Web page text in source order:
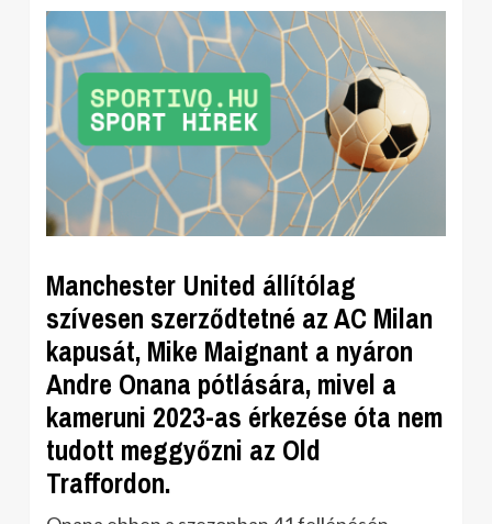
Manchester United állítólag
szívesen szerződtetné az AC Milan
kapusát, Mike Maignant a nyáron
Andre Onana pótlására, mivel a
kameruni 2023-as érkezése óta nem
tudott meggyőzni az Old
Traffordon.